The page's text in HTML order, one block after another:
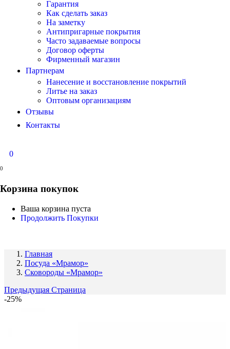
Гарантия
Как сделать заказ
На заметку
Антипригарные покрытия
Часто задаваемые вопросы
Договор оферты
Фирменный магазин
Партнерам
Нанесение и восстановление покрытий
Литье на заказ
Оптовым организациям
Отзывы
Контакты
0
0
Корзина покупок
Ваша корзина пуста
Продолжить Покупки
Главная
Посуда «Мрамор»
Сковороды «Мрамор»
Предыдущая Страница
-25%